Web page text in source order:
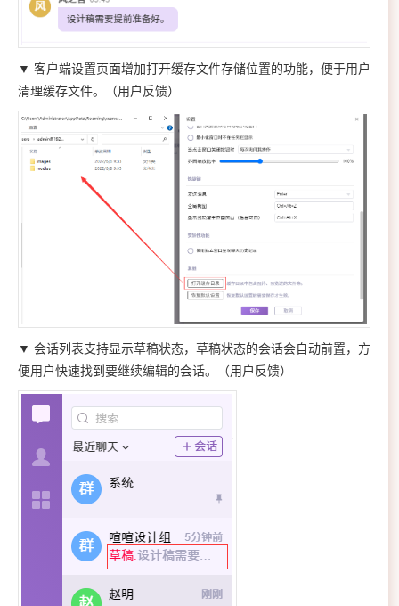
▼ 客户端设置页面增加打开缓存文件存储位置的功能，便于用户
清理缓存文件。（用户反馈）
▼ 会话列表支持显示草稿状态，草稿状态的会话会自动前置，方
便用户快速找到要继续编辑的会话。（用户反馈）